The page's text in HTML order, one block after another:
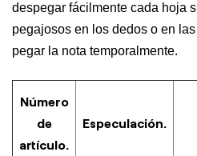
despegar fácilmente cada hoja
pegajosos en los dedos o en
pegar la nota temporalmente.
Número
de
artículo.
Especulación.